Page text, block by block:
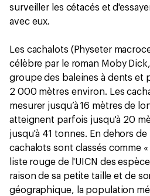
surveiller les cétacés et
avec eux.
Les cachalots (Physeter
célèbre par le roman Moby
groupe des baleines à dents et
2 000 mètres environ. Les
mesurer jusqu’à 16 mètres de
atteignent parfois jusqu'à 20
jusqu'à 41 tonnes. En dehors
cachalots sont classés comme
liste rouge de l'UICN des
raison de sa petite taille et de
géographique, la population